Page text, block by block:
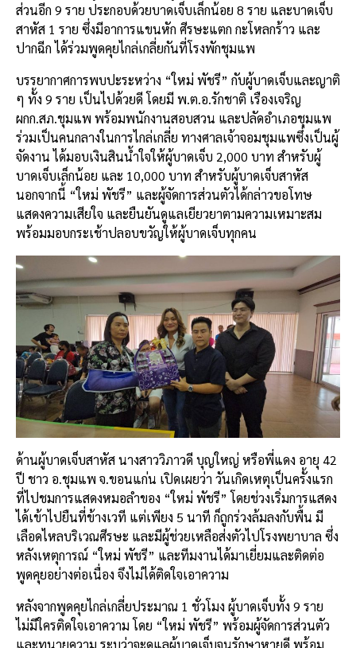
ส่วนอีก 9 ราย ประกอบด้วยบาดเจ็บเล็กน้อย 8 ราย และบาดเจ็บ
สาหัส 1 ราย ซึ่งมีอาการแขนหัก ศีรษะแตก กะโหลกร้าว และ
ปากฉีก ได้ร่วมพูดคุยไกล่เกลี่ยกันที่โรงพักชุมแพ
บรรยากาศการพบปะระหว่าง “ใหม่ พัชรี” กับผู้บาดเจ็บและญาติ
ๆ ทั้ง 9 ราย เป็นไปด้วยดี โดยมี พ.ต.อ.รักชาติ เรืองเจริญ
ผกก.สภ.ชุมแพ พร้อมพนักงานสอบสวน และปลัดอำเภอชุมแพ
ร่วมเป็นคนกลางในการไกล่เกลี่ย ทางศาลเจ้าจอมชุมแพซึ่งเป็นผู้
จัดงาน ได้มอบเงินสินน้ำใจให้ผู้บาดเจ็บ 2,000 บาท สำหรับผู้
บาดเจ็บเล็กน้อย และ 10,000 บาท สำหรับผู้บาดเจ็บสาหัส
นอกจากนี้ “ใหม่ พัชรี” และผู้จัดการส่วนตัวได้กล่าวขอโทษ
แสดงความเสียใจ และยืนยันดูแลเยียวยาตามความเหมาะสม
พร้อมมอบกระเช้าปลอบขวัญให้ผู้บาดเจ็บทุกคน
ด้านผู้บาดเจ็บสาหัส นางสาววิภาวดี บุญใหญ่ หรือพี่แดง อายุ 42
ปี ชาว อ.ชุมแพ จ.ขอนแก่น เปิดเผยว่า วันเกิดเหตุเป็นครั้งแรก
ที่ไปชมการแสดงหมอลำของ “ใหม่ พัชรี” โดยช่วงเริ่มการแสดง
ได้เข้าไปยืนที่ข้างเวที แต่เพียง 5 นาที ก็ถูกร่วงล้มลงกับพื้น มี
เลือดไหลบริเวณศีรษะ และมีผู้ช่วยเหลือส่งตัวไปโรงพยาบาล ซึ่ง
หลังเหตุการณ์ “ใหม่ พัชรี” และทีมงานได้มาเยี่ยมและติดต่อ
พูดคุยอย่างต่อเนื่อง จึงไม่ได้ติดใจเอาความ
หลังจากพูดคุยไกล่เกลี่ยประมาณ 1 ชั่วโมง ผู้บาดเจ็บทั้ง 9 ราย
ไม่มีใครติดใจเอาความ โดย “ใหม่ พัชรี” พร้อมผู้จัดการส่วนตัว
และทนายความ ระบุว่าจะดูแลผู้บาดเจ็บจนรักษาหายดี พร้อม